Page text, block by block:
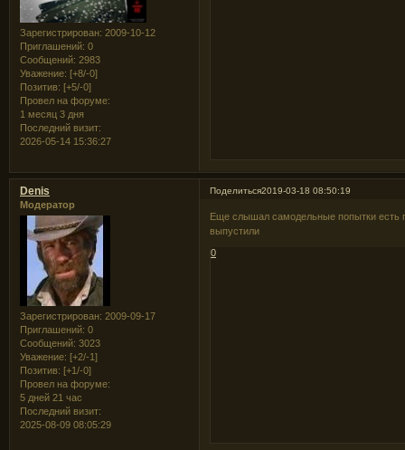
Зарегистрирован: 2009-10-12
Приглашений: 0
Сообщений: 2983
Уважение: [+8/-0]
Позитив: [+5/-0]
Провел на форуме:
1 месяц 3 дня
Последний визит:
2026-05-14 15:36:27
Поделиться2019-03-18 08:50:19
Denis
Модератор
Зарегистрирован: 2009-09-17
Приглашений: 0
Сообщений: 3023
Уважение: [+2/-1]
Позитив: [+1/-0]
Провел на форуме:
5 дней 21 час
Последний визит:
2025-08-09 08:05:29
Еще слышал самодельные попытки есть
выпустили
0